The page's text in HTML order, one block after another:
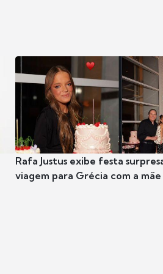
Rafa Justus exibe festa
viagem para Grécia com a mãe